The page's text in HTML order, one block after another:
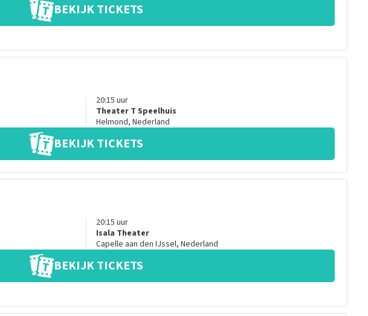
BEKIJK TICKETS
20:15 uur
Theater T Speelhuis
Helmond, Nederland
BEKIJK TICKETS
20:15 uur
Isala Theater
Capelle aan den IJssel, Nederland
BEKIJK TICKETS